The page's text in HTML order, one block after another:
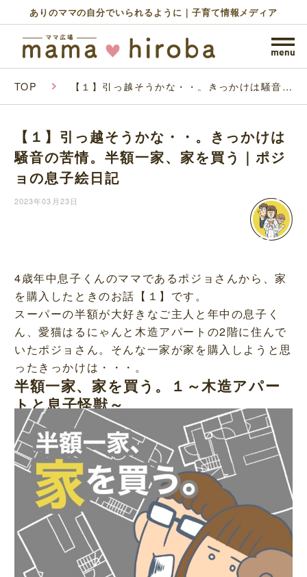
ありのママの自分でいられるように｜子育て情報メディア
TOP 【１】引っ越そうかな・・。きっかけは騒音の
記
【１】引っ越そうかな・・。きっかけは
騒音の苦情。半額一家、家を買う｜ポジ
ョの息子絵日記
2023年03月23日
4歳年中息子くんのママであるポジョさんから、家
を購入したときのお話【１】です。
スーパーの半額が大好きなご主人と年中の息子く
ん、愛猫はるにゃんと木造アパートの2階に住んで
いたポジョさん。そんな一家が家を購入しようと思
ったきっかけは・・・。
半額一家、家を買う。１～木造アパー
トと息子怪獣～